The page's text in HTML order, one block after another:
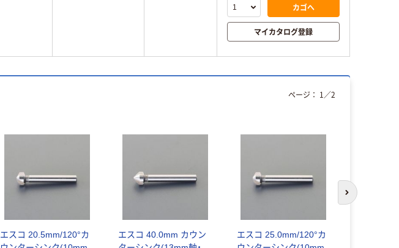
カゴへ
マイカタログ登録
エスコ 20.5mm/120°カ
エスコ 40.0mm カウン
エスコ 25.0mm/120°カ
ページ： 1 ／2
次のスライド